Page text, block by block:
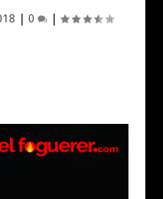
| 0 |